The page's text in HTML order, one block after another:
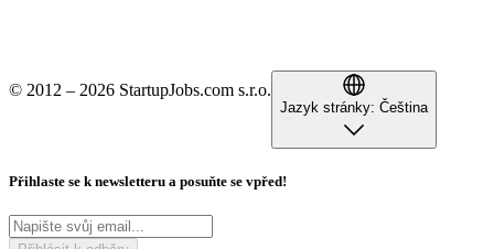
© 2012 – 2026 StartupJobs.com s.r.o.
Jazyk stránky: Čeština
Přihlaste se k newsletteru a posuňte se vpřed!